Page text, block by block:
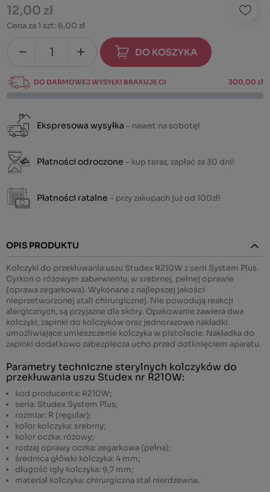
12,00 zł
Cena za 1 szt: 6,00 zł
DO KOSZYKA
DO DARMOWEJ WYSYŁKI BRAKUJE CI 300,00 zł
Ekspresowa wysyłka - nawet na sobotę!
Płatności odroczone - kup teraz, zapłać za 30 dni!
Płatności ratalne - przy zakupach już od 100zł!
OPIS PRODUKTU
Kolczyki do przekłuwania uszu Studex R210W z serii System Plus.
Cyrkon o różowym zabarwieniu, w srebrnej, pełnej oprawie
(oprawa zegarkowa). Wykonane z najlepszej jakości
nieprzetworzonej stali chirurgicznej. Nie powodują reakcji
alergicznych, są przyjazne dla skóry. Opakowanie zawiera dwa
kolczyki, zapinki do kolczyków oraz jednorazowe nakładki
umożliwiające umieszczenie kolczyka w pistolecie. Nakładka do
zapinki dodatkowo zabezpiecza ucho przed dotknięciem aparatu.
Parametry techniczne sterylnych kolczyków do
przekłuwania uszu Studex nr R210W:
kod producenta: R210W;
seria: Studex System Plus;
rozmiar: R (regular);
kolor kolczyka: srebrny;
kolor oczka: różowy;
rodzaj oprawy oczka: zegarkowa (pełna);
średnica główki kolczyka: 4 mm;
długość igły kolczyka: 9,7 mm;
materiał kolczyka: chirurgiczna stal nierdzewna.